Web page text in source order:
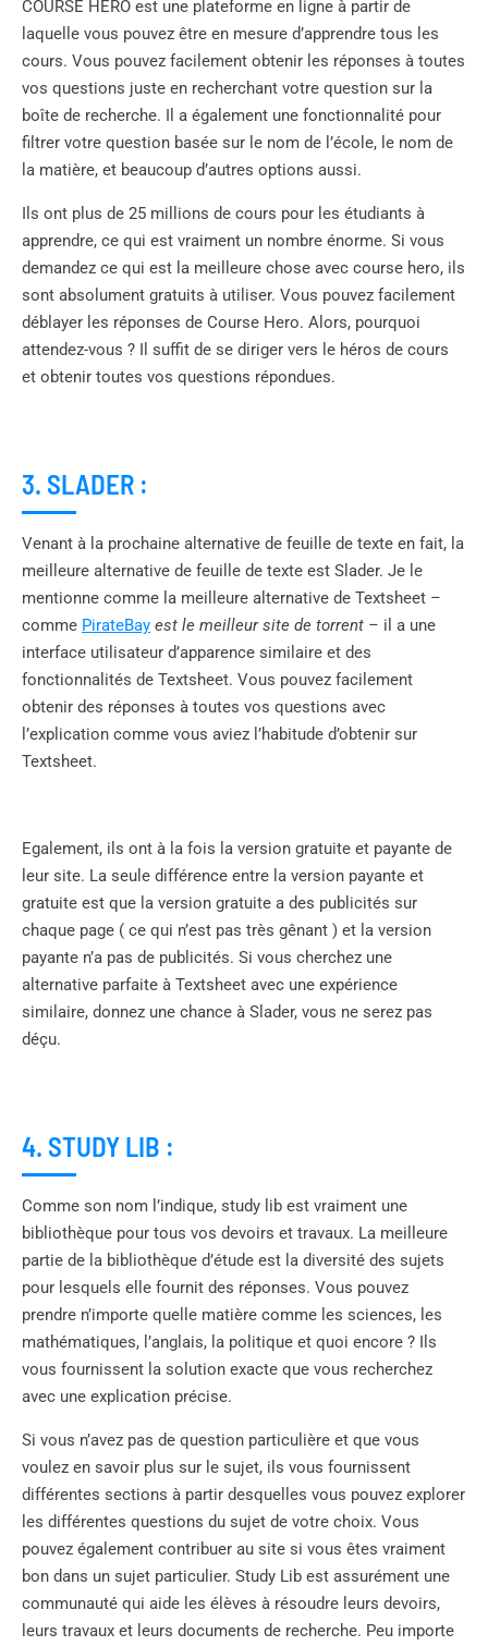
COURSE HERO est une plateforme en ligne à partir de
laquelle vous pouvez être en mesure d’apprendre tous les
cours. Vous pouvez facilement obtenir les réponses à toutes
vos questions juste en recherchant votre question sur la
boîte de recherche. Il a également une fonctionnalité pour
filtrer votre question basée sur le nom de l’école, le nom de
la matière, et beaucoup d’autres options aussi.
Ils ont plus de 25 millions de cours pour les étudiants à
apprendre, ce qui est vraiment un nombre énorme. Si vous
demandez ce qui est la meilleure chose avec course hero, ils
sont absolument gratuits à utiliser. Vous pouvez facilement
déblayer les réponses de Course Hero. Alors, pourquoi
attendez-vous ? Il suffit de se diriger vers le héros de cours
et obtenir toutes vos questions répondues.
3. SLADER :
Venant à la prochaine alternative de feuille de texte en fait, la
meilleure alternative de feuille de texte est Slader. Je le
mentionne comme la meilleure alternative de Textsheet –
comme PirateBay est le meilleur site de torrent – il a une
interface utilisateur d’apparence similaire et des
fonctionnalités de Textsheet. Vous pouvez facilement
obtenir des réponses à toutes vos questions avec
l’explication comme vous aviez l’habitude d’obtenir sur
Textsheet.
Egalement, ils ont à la fois la version gratuite et payante de
leur site. La seule différence entre la version payante et
gratuite est que la version gratuite a des publicités sur
chaque page ( ce qui n’est pas très gênant ) et la version
payante n’a pas de publicités. Si vous cherchez une
alternative parfaite à Textsheet avec une expérience
similaire, donnez une chance à Slader, vous ne serez pas
déçu.
4. STUDY LIB :
Comme son nom l’indique, study lib est vraiment une
bibliothèque pour tous vos devoirs et travaux. La meilleure
partie de la bibliothèque d’étude est la diversité des sujets
pour lesquels elle fournit des réponses. Vous pouvez
prendre n’importe quelle matière comme les sciences, les
mathématiques, l’anglais, la politique et quoi encore ? Ils
vous fournissent la solution exacte que vous recherchez
avec une explication précise.
Si vous n’avez pas de question particulière et que vous
voulez en savoir plus sur le sujet, ils vous fournissent
différentes sections à partir desquelles vous pouvez explorer
les différentes questions du sujet de votre choix. Vous
pouvez également contribuer au site si vous êtes vraiment
bon dans un sujet particulier. Study Lib est assurément une
communauté qui aide les élèves à résoudre leurs devoirs,
leurs travaux et leurs documents de recherche. Peu importe